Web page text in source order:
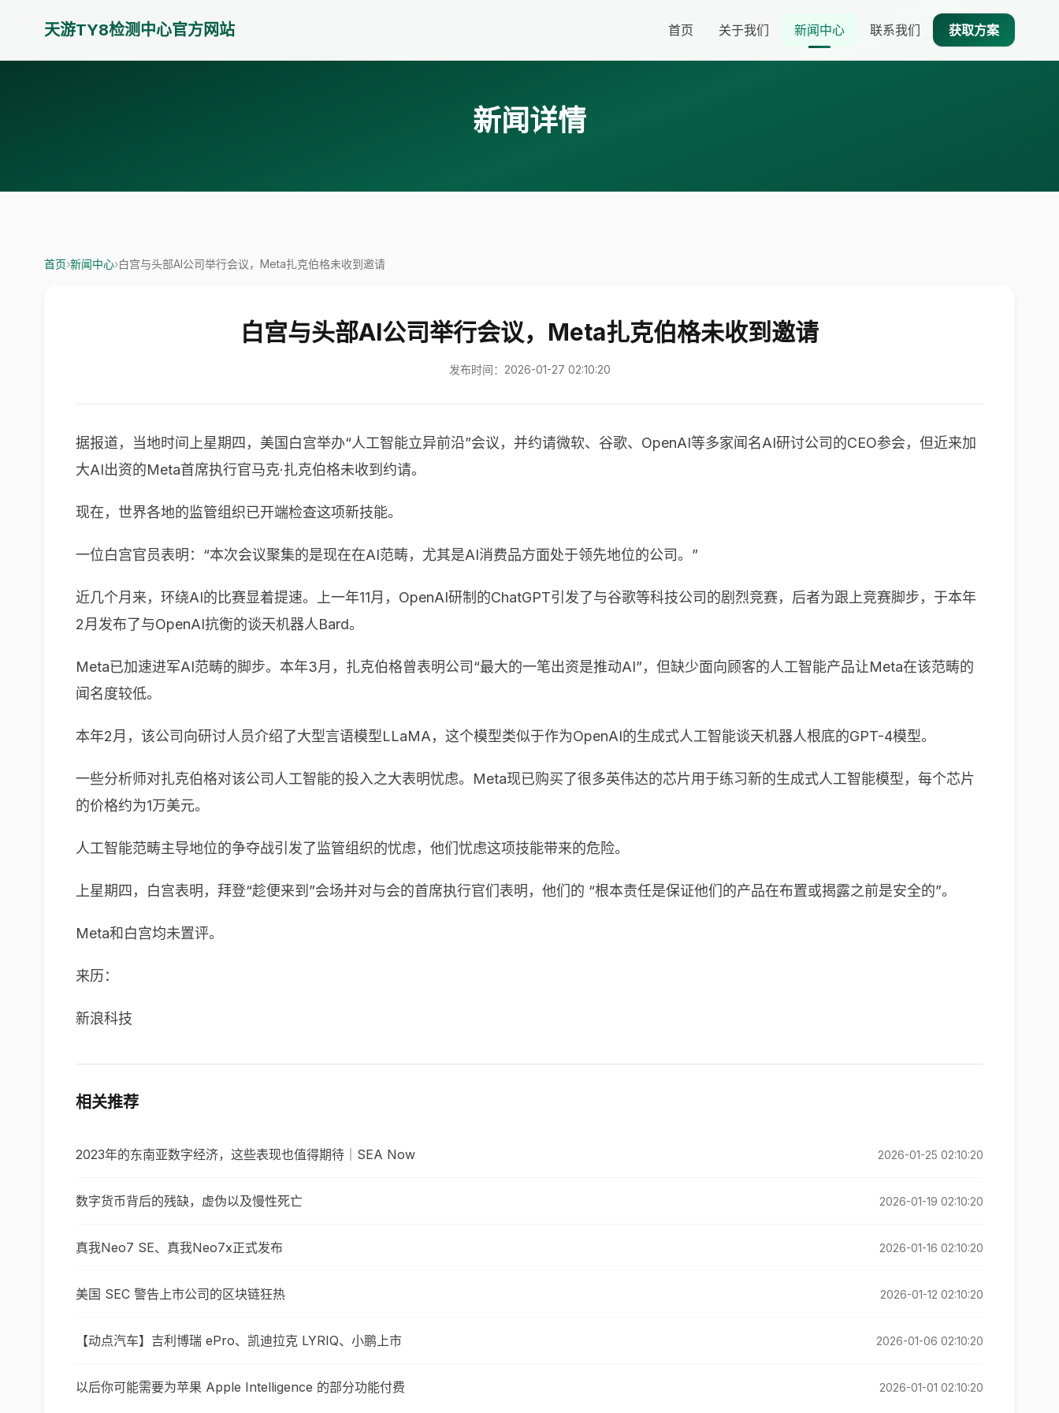
天游TY8检测中心官方网站 首页 关于我们 新闻中心 联系我们 获取方案
新闻详情
首页›新闻中心›白宫与头部AI公司举行会议，Meta扎克伯格未收到邀请
白宫与头部AI公司举行会议，Meta扎克伯格未收到邀请
发布时间：2026-01-27 02:10:20
据报道，当地时间上星期四，美国白宫举办“人工智能立异前沿”会议，并约请微软、谷歌、OpenAI等多家闻名AI研讨公司的CEO参会，但近来加
大AI出资的Meta首席执行官马克·扎克伯格未收到约请。
现在，世界各地的监管组织已开端检查这项新技能。
一位白宫官员表明：“本次会议聚集的是现在在AI范畴，尤其是AI消费品方面处于领先地位的公司。”
近几个月来，环绕AI的比赛显着提速。上一年11月，OpenAI研制的ChatGPT引发了与谷歌等科技公司的剧烈竞赛，后者为跟上竞赛脚步，于本年
2月发布了与OpenAI抗衡的谈天机器人Bard。
Meta已加速进军AI范畴的脚步。本年3月，扎克伯格曾表明公司“最大的一笔出资是推动AI”，但缺少面向顾客的人工智能产品让Meta在该范畴的
闻名度较低。
本年2月，该公司向研讨人员介绍了大型言语模型LLaMA，这个模型类似于作为OpenAI的生成式人工智能谈天机器人根底的GPT-4模型。
一些分析师对扎克伯格对该公司人工智能的投入之大表明忧虑。Meta现已购买了很多英伟达的芯片用于练习新的生成式人工智能模型，每个芯片
的价格约为1万美元。
人工智能范畴主导地位的争夺战引发了监管组织的忧虑，他们忧虑这项技能带来的危险。
上星期四，白宫表明，拜登“趁便来到”会场并对与会的首席执行官们表明，他们的 “根本责任是保证他们的产品在布置或揭露之前是安全的”。
Meta和白宫均未置评。
来历：
新浪科技
相关推荐
2023年的东南亚数字经济，这些表现也值得期待｜SEA Now 2026-01-25 02:10:20
数字货币背后的残缺，虚伪以及慢性死亡 2026-01-19 02:10:20
真我Neo7 SE、真我Neo7x正式发布 2026-01-16 02:10:20
美国 SEC 警告上市公司的区块链狂热 2026-01-12 02:10:20
【动点汽车】吉利博瑞 ePro、凯迪拉克 LYRIQ、小鹏上市 2026-01-06 02:10:20
以后你可能需要为苹果 Apple Intelligence 的部分功能付费 2026-01-01 02:10:20